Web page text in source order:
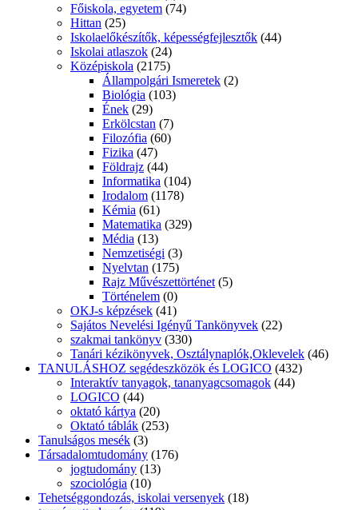
Főiskola, egyetem (74)
Hittan (25)
Iskolaelőkészítők, képességfejlesztők (44)
Iskolai atlaszok (24)
Középiskola (2175)
Állampolgári Ismeretek (2)
Biológia (103)
Ének (29)
Erkölcstan (7)
Filozófia (60)
Fizika (47)
Földrajz (44)
Informatika (104)
Irodalom (1178)
Kémia (61)
Matematika (329)
Média (13)
Nemzetiségi (3)
Nyelvtan (175)
Rajz Művészettörténet (5)
Történelem (0)
OKJ-s képzések (41)
Sajátos Nevelési Igényű Tankönyvek (22)
szakmai tankönyv (330)
Tanári kézikönyvek, Osztálynaplók,Oklevelek (46)
TANULÁSHOZ segédeszközök és LOGICO (432)
Interaktív tanyagok, tananyagcsomagok (44)
LOGICO (44)
oktató kártya (20)
Oktató táblák (253)
Tanulságos mesék (3)
Társadalomtudomány (176)
jogtudomány (13)
szociológia (10)
Tehetséggondozás, iskolai versenyek (18)